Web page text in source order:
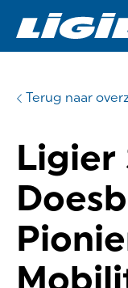
Terug naar
Ligier